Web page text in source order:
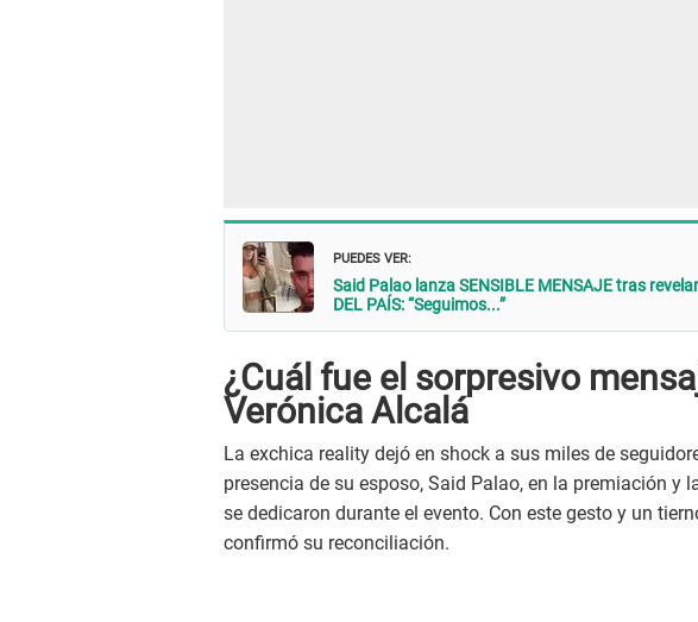
PUEDES VER:
Said Palao lanza SENSIBLE MENSAJE tras
DEL PAÍS: “Seguimos...”
¿Cuál fue el sorpresivo
Verónica Alcalá
La exchica reality dejó en shock a sus miles de
presencia de su esposo, Said Palao, en la premiación y
se dedicaron durante el evento. Con este gesto y un
confirmó su reconciliación.